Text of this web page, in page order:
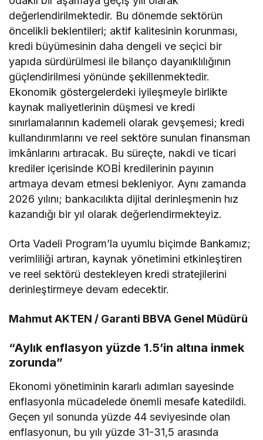
değerlendirilmektedir. Bu dönemde sektörün
öncelikli beklentileri; aktif kalitesinin korunması,
kredi büyümesinin daha dengeli ve seçici bir
yapıda sürdürülmesi ile bilanço dayanıklılığının
güçlendirilmesi yönünde şekillenmektedir.
Ekonomik göstergelerdeki iyileşmeyle birlikte
kaynak maliyetlerinin düşmesi ve kredi
sınırlamalarının kademeli olarak gevşemesi; kredi
kullandırımlarını ve reel sektöre sunulan finansman
imkânlarını artıracak. Bu süreçte, nakdi ve ticari
krediler içerisinde KOBİ kredilerinin payının
artmaya devam etmesi bekleniyor. Aynı zamanda
2026 yılını; bankacılıkta dijital derinleşmenin hız
kazandığı bir yıl olarak değerlendirmekteyiz.
Orta Vadeli Program’la uyumlu biçimde Bankamız;
verimliliği artıran, kaynak yönetimini etkinleştiren
ve reel sektörü destekleyen kredi stratejilerini
derinleştirmeye devam edecektir.
Mahmut AKTEN / Garanti BBVA Genel Müdürü
“Aylık enflasyon yüzde 1.5’in altına inmek
zorunda”
Ekonomi yönetiminin kararlı adımları sayesinde
enflasyonla mücadelede önemli mesafe katedildi.
Geçen yıl sonunda yüzde 44 seviyesinde olan
enflasyonun, bu yılı yüzde 31-31,5 arasında